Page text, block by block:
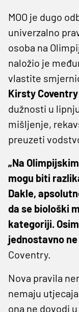
MOO je dugo
univerzalno
osoba na
naložio je
vlastite
Kirsty Coventry
dužnosti u
mišljenje,
preuzeti
„Na
mogu biti
Dakle,
da se biološki
kategoriji.
jednostavno
Coventry.
Nova pravila
nemaju
ona ne dovodi